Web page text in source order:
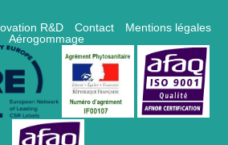
R&D Contact
Mentions légales
Aérogommage